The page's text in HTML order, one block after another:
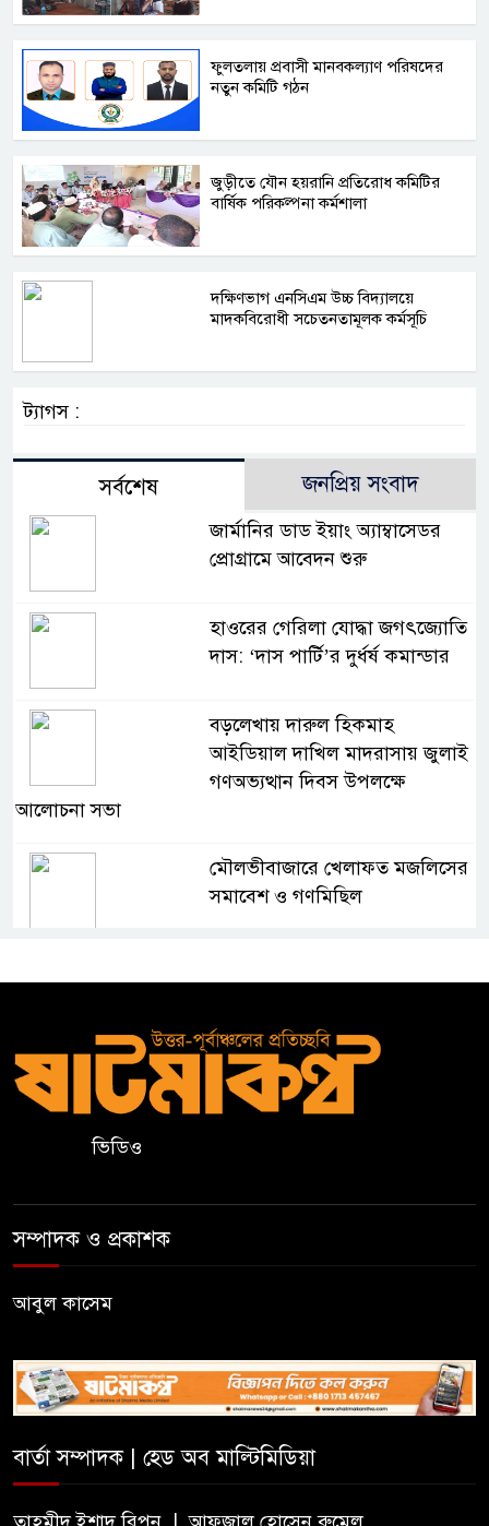
ফুলতলায় প্রবাসী মানবকল্যাণ পরিষদের
নতুন কমিটি গঠন
জুড়ীতে যৌন হয়রানি প্রতিরোধ কমিটির
বার্ষিক পরিকল্পনা কর্মশালা
দক্ষিণভাগ এনসিএম উচ্চ বিদ্যালয়ে
মাদকবিরোধী সচেতনতামূলক কর্মসূচি
ট্যাগস :
সর্বশেষ জনপ্রিয় সংবাদ
জার্মানির ডাড ইয়াং অ্যাম্বাসেডর
প্রোগ্রামে আবেদন শুরু
হাওরের গেরিলা যোদ্ধা জগৎজ্যোতি
দাস: ‘দাস পার্টি’র দুর্ধর্ষ কমান্ডার
বড়লেখায় দারুল হিকমাহ
আইডিয়াল দাখিল মাদরাসায় জুলাই
গণঅভ্যত্থান দিবস উপলক্ষে
আলোচনা সভা
মৌলভীবাজারে খেলাফত মজলিসের
সমাবেশ ও গণমিছিল
বড়লেখা মডেল মাদরাসার নতুন
ভবনের উদ্বোধন
স্কলারশিপ ঘোষণা
মৌলভীবাজারের রাজপথ: দ্রোহের
৪ঠা আগস্ট
শাখার ৫১ সদস্যের পূর্ণাঙ্গ কমিটি
ভিডিও
সম্পাদক ও প্রকাশক
আবুল কাসেম
বার্তা সম্পাদক | হেড অব মাল্টিমিডিয়া